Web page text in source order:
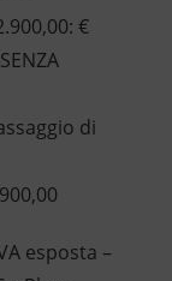
€
di
esposta –